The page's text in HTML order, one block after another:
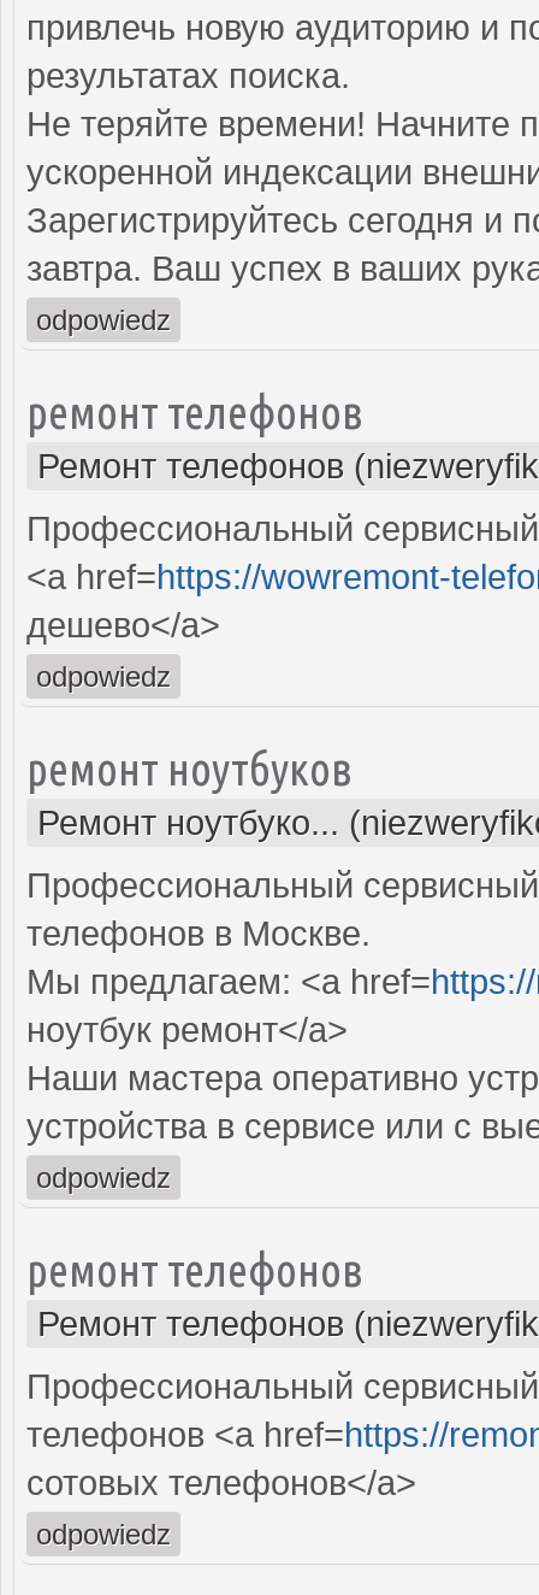
привлечь новую аудиторию и
результатах поиска.
Не теряйте времени! Начните
ускоренной индексации
Зарегистрируйтесь сегодня и
завтра. Ваш успех в ваших
odpowiedz
ремонт телефонов
Ремонт телефонов
Профессиональный
<a href=https://wowremont-
дешево</a>
odpowiedz
ремонт ноутбуков
Ремонт ноутбуко...
Профессиональный
телефонов в Москве.
Мы предлагаем: <a href=
ноутбук ремонт</a>
Наши мастера оперативно
устройства в сервисе или с
odpowiedz
ремонт телефонов
Ремонт телефонов
Профессиональный
телефонов <a href=https://
сотовых телефонов</a>
odpowiedz